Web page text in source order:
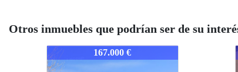
Otros inmuebles que podrían ser de su
1911-CÁCALEM
162.100 €
1911-CÁCALEM
162.100 €